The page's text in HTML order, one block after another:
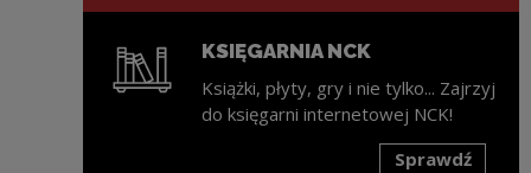
KSIĘGARNIA NCK
Książki, płyty, gry i nie tylko... Zajrzyj
do księgarni internetowej NCK!
Sprawdź